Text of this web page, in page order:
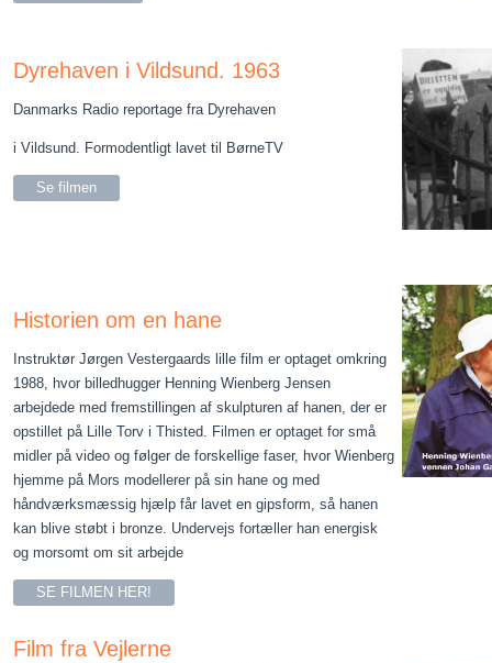
Dyrehaven i Vildsund. 1963
Danmarks Radio reportage fra Dyrehaven
i Vildsund. Formodentligt lavet til BørneTV
Se filmen
Historien om en hane
Instruktør Jørgen Vestergaards lille film er optaget omkring
1988, hvor billedhugger Henning Wienberg Jensen
arbejdede med fremstillingen af skulpturen af hanen, der er
opstillet på Lille Torv i Thisted. Filmen er optaget for små
midler på video og følger de forskellige faser, hvor Wienberg
hjemme på Mors modellerer på sin hane og med
håndværksmæssig hjælp får lavet en gipsform, så hanen
kan blive støbt i bronze. Undervejs fortæller han energisk
og morsomt om sit arbejde
SE FILMEN HER!
Film fra Vejlerne